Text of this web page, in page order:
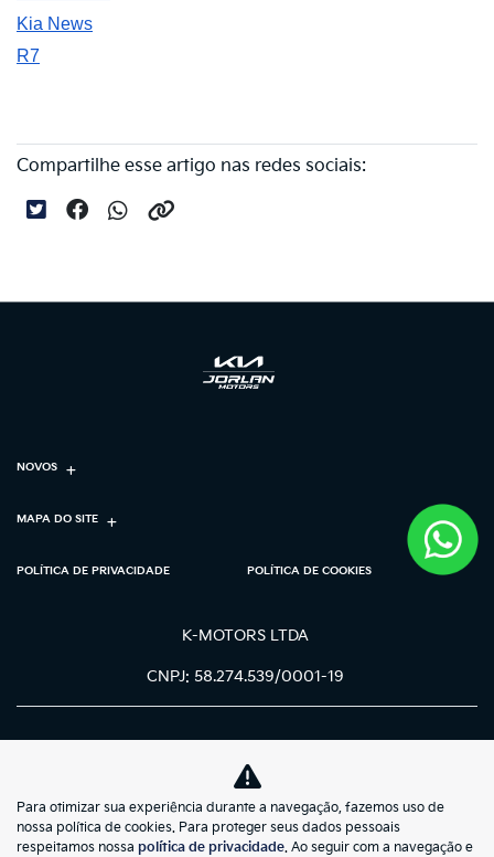
Kia News
R7
Compartilhe esse artigo nas redes sociais:
NOVOS
MAPA DO SITE
POLÍTICA DE PRIVACIDADE POLÍTICA DE COOKIES
K-MOTORS LTDA
CNPJ: 58.274.539/0001-19
No trânsito, enxergar o outro salva
vidas.
Para otimizar sua experiência durante a navegação, fazemos uso de
nossa política de cookies. Para proteger seus dados pessoais
respeitamos nossa política de privacidade. Ao seguir com a navegação e